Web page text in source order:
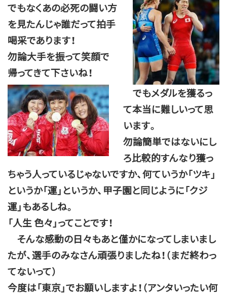
でもなくあの必死の闘い方
を見たんじゃ誰だって拍手
喝采であります！
勿論大手を振って笑顔で
帰ってきて下さいね！
でもメダルを獲るっ
て本当に難しいって思
います。
勿論簡単ではないにし
ろ比較的すんなり獲っ
ちゃう人っているじゃないですか、何ていうか「ツキ」
というか「運」というか、甲子園と同じように「クジ
運」もあるしね。
「人生色々」ってことです！
そんな感動の日々もあと僅かになってしまいまし
たが、選手のみなさん頑張りましたね！（まだ終わっ
てないって）
今度は「東京」でお願いしますよ！（アンタいったい何